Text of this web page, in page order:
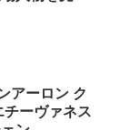
アーロン ク
ーヴァネス